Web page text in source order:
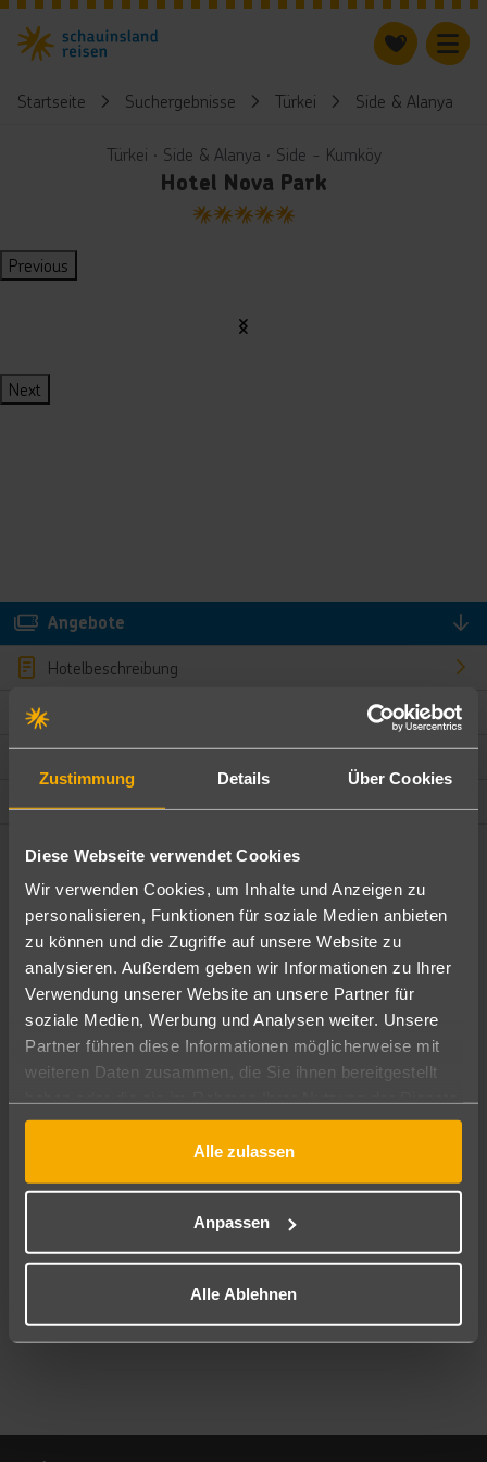
Zustimmung Details Über Cookies
Diese Webseite verwendet Cookies
Wir verwenden Cookies, um Inhalte und Anzeigen zu
personalisieren, Funktionen für soziale Medien anbieten
zu können und die Zugriffe auf unsere Website zu
analysieren. Außerdem geben wir Informationen zu Ihrer
Verwendung unserer Website an unsere Partner für
soziale Medien, Werbung und Analysen weiter. Unsere
Partner führen diese Informationen möglicherweise mit
weiteren Daten zusammen, die Sie ihnen bereitgestellt
gesammelt haben.
Alle zulassen
Anpassen
Alle Ablehnen
Startseite Suchergebnisse Türkei Side & Alanya
Türkei ∙ Side & Alanya ∙ Side - Kumköy
Hotel Nova Park
5
Previous
Next
Angebote
Hotelbeschreibung
Bewertungen
Ändere die Kriterien nach deinen Wünschen
Pauschal Nur Hotel
Abflughafen
Alle Abflughäfen
09.08.26–07.08.27 7-21 Nächte
Mehr Filter anzeigen